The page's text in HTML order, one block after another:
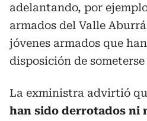
adelantando, por
armados del Valle
jóvenes armados que
disposición de
La exministra advirtió
han sido derrotados ni